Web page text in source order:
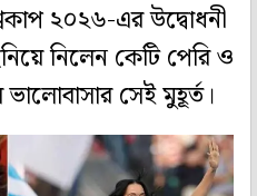
২০২৬-এর উদ্বোধনী
নিলেন কেটি পেরি ও
সেই মুহূর্ত।